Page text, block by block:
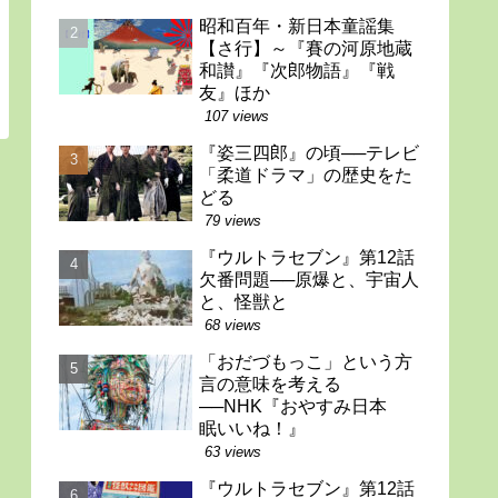
昭和百年・新日本童謡集
【さ行】～『賽の河原地蔵
和讃』『次郎物語』『戦
友』ほか
107 views
『姿三四郎』の頃──テレビ
「柔道ドラマ」の歴史をた
どる
79 views
『ウルトラセブン』第12話
欠番問題──原爆と、宇宙人
と、怪獣と
68 views
「おだづもっこ」という方
言の意味を考える
──NHK『おやすみ日本
眠いいね！』
63 views
『ウルトラセブン』第12話